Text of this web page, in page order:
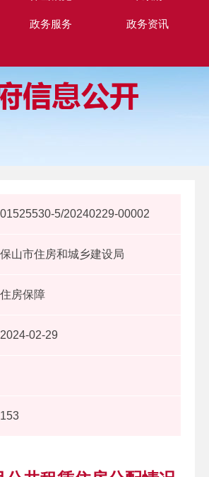
政务服务 政务资讯
01525530-5/20240229-00002
保山市住房和城乡建设局
住房保障
2024-02-29
153